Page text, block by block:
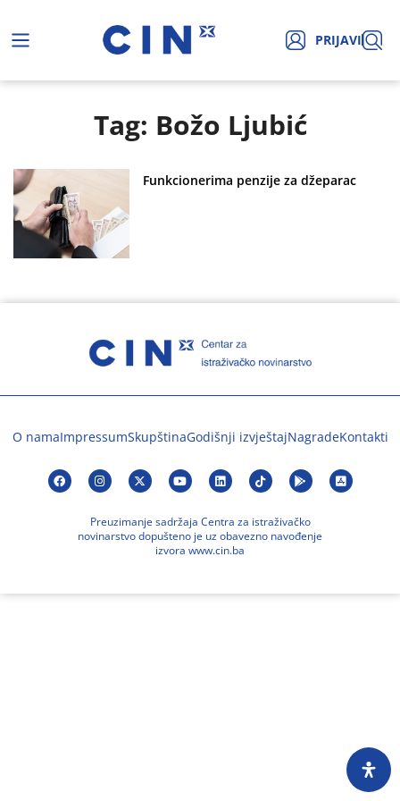
PRIJAVI
Tag: Božo Ljubić
Funkcionerima penzije za džeparac
O namaImpressumSkupštinaGodišnji izvještajNagradeKontakti
Preuzimanje sadržaja Centra za istraživačko
novinarstvo dopušteno je uz obavezno navođenje
izvora www.cin.ba